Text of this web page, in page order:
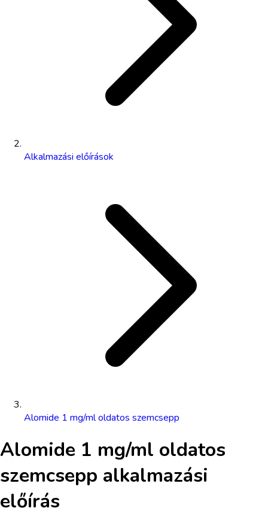
Alkalmazási előírások
Alomide 1 mg/ml oldatos szemcsepp
Alomide 1 mg/ml oldatos
szemcsepp alkalmazási
előírás